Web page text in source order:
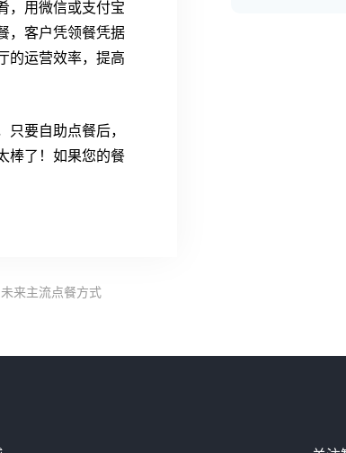
，用微信或支付宝
，客户凭领餐凭据
的运营效率，提高
要自助点餐后，
棒了！如果您的餐
来主流点餐方式